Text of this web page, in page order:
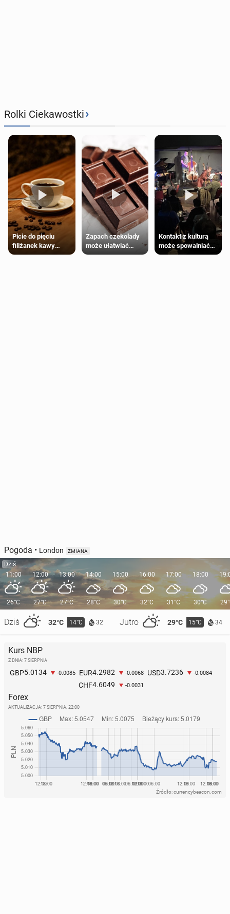
Rolki Ciekawostki›
Picie do pięciu
filiżanek kawy
dziennie jest
Zapach czekolady
może ułatwiać
trening siłowy
Kontakt z kulturą
może spowalniać
starzenie
Pogoda • London ZMIANA
Dziś
11:00
26°C
Dziś 32°C 14°C 32 Jutro 29°C 15°C 34
12:00
27°C
13:00
27°C
14:00
28°C
15:00
30°C
16:00
32°C
17:00
31°C
18:00
30°C
Kurs NBP
Z DNIA: 7 SIERPNIA
GBP5.0134 -0.0085 EUR4.2982 -0.0068 USD3.7236 -0.0084
CHF4.6049 -0.0031
Forex
AKTUALIZACJA: 7 SIERPNIA, 22:00
Źródło: currencybeacon.com